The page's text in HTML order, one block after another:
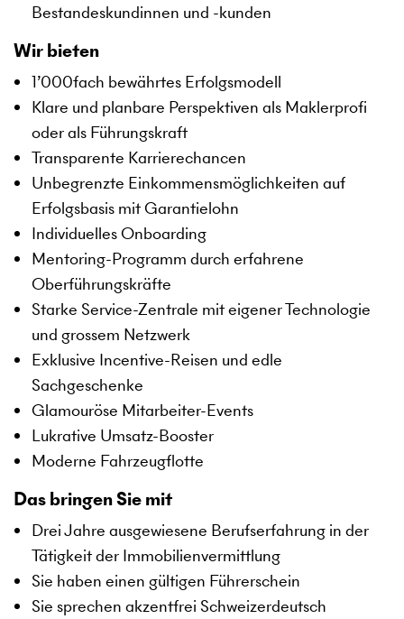
Bestandeskundinnen und -kunden
Wir bieten
1’000fach bewährtes Erfolgsmodell
Klare und planbare Perspektiven als Maklerprofi
oder als Führungskraft
Transparente Karrierechancen
Unbegrenzte Einkommensmöglichkeiten auf
Erfolgsbasis mit Garantielohn
Individuelles Onboarding
Mentoring-Programm durch erfahrene
Oberführungskräfte
Starke Service-Zentrale mit eigener Technologie
und grossem Netzwerk
Exklusive Incentive-Reisen und edle
Sachgeschenke
Glamouröse Mitarbeiter-Events
Lukrative Umsatz-Booster
Moderne Fahrzeugflotte
Das bringen Sie mit
Drei Jahre ausgewiesene Berufserfahrung in der
Tätigkeit der Immobilienvermittlung
Sie haben einen gültigen Führerschein
Sie sprechen akzentfrei Schweizerdeutsch